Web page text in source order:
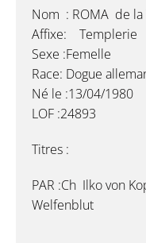
Nom : ROMA de la
Affixe: Templerie
Sexe :Femelle
Race: Dogue
Né le :13/04/1980
LOF :24893
Titres :
PAR :Ch Ilko von
Welfenblut